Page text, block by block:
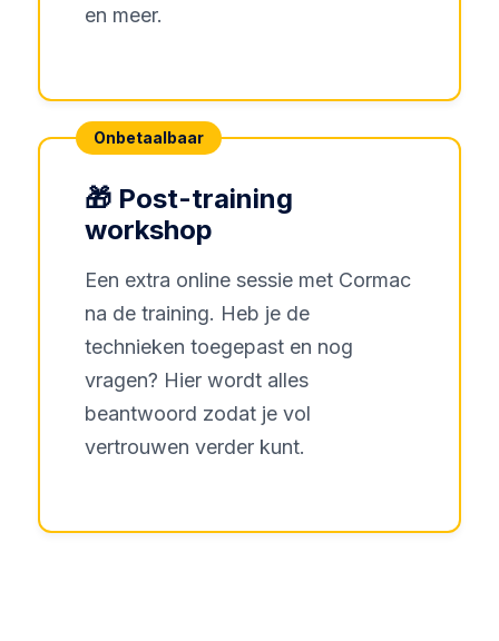
en meer.
Onbetaalbaar
🎁 Post-training
workshop
Een extra online sessie met Cormac
na de training. Heb je de
technieken toegepast en nog
vragen? Hier wordt alles
beantwoord zodat je vol
vertrouwen verder kunt.